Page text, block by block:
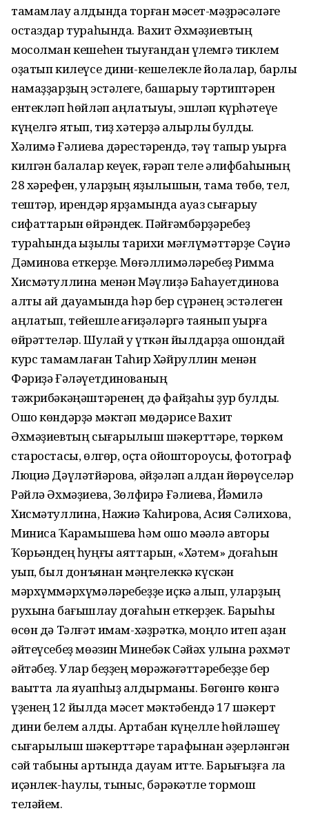
тамамлау алдында торған мәсет-мәҙрәсәләге
остаздар тураһында. Вахит Әхмәҙиевтың
мосолман кешеһен тыуғандан үлемгә тиклем
оҙатып килеүсе дини-кешелекле йолалар, барлыҡ
намаҙҙарҙың эстәлеге, башҡарыу тәртиптәрен
ентекләп һөйләп аңлатыуы, эшләп күрһәтеүе
күңелгә ятып, тиҙ хәтерҙә ҡалырлыҡ булды.
Хәлимә Ғәлиева дәрестәрендә, тәү тапҡыр уҡырға
килгән балалар кеүек, ғәрәп теле әлифбаһының
28 хәрефен, уларҙың яҙылышын, тамаҡ төбө, тел,
тештәр, ирендәр ярҙамында ауаз сығарыу
сифаттарын өйрәндек. Пәйғәмбәрҙәребеҙ
тураһында ҡыҙыҡлы тарихи мәғлүмәттәрҙе Сәүиә
Дәминова еткерҙе. Мөғәллимәләребеҙ Римма
Хисмәтуллина менән Мәүлиҙә Баһауетдинова
алты ай дауамында һәр бер сүрәнең эстәлеген
аңлатып, тейешле ҡағиҙәләргә таянып уҡырға
өйрәттеләр. Шулай уҡ үткән йылдарҙа ошондай
курс тамамлаған Таһир Хәйруллин менән
Фәриҙә Ғәләүетдинованың
тәжрибәкәңәштәренең дә файҙаһы ҙур булды.
Ошо көндәрҙә мәктәп мөдәрисе Вахит
Әхмәҙиевтың сығарылыш шәкерттәре, төркөм
старостасы, өлгөр, оҫта ойоштороусы, фотограф
Люциә Дәүләтйәрова, әйҙәләп алдан йөрөүселәр
Рәйлә Әхмәҙиева, Зөлфирә Ғәлиева, Йәмилә
Хисмәтуллина, Нажиә Ҡаһирова, Асия Сәлихова,
Миниса Ҡарамышева һәм ошо мәҡәлә авторы
Ҡөрьәндең һуңғы аяттарын, «Хәтем» доғаһын
уҡып, был донъянан мәңгелеккә күскән
мәрхүммәрхүмәләребеҙҙе иҫкә алып, уларҙың
рухына бағышлау доғаһын еткерҙек. Барыһы
өсөн дә Тәлғәт имам-хәҙрәткә, моңло итеп аҙан
әйтеүсебеҙ мөәзин Минебәк Сәйәх улына рәхмәт
әйтәбеҙ. Улар беҙҙең мөрәжәғәттәребеҙҙе бер
ваҡытта ла яуапһыҙ ҡалдырманы. Бөгөнгө көнгә
үҙенең 12 йылда мәсет мәктәбендә 17 шәкерт
дини белем алды. Артабан күңелле һөйләшеү
сығарылыш шәкерттәре тарафынан әҙерләнгән
сәй табыны артында дауам итте. Барығыҙға ла
иҫәнлек-һаулыҡ, тыныс, бәрәкәтле тормош
теләйем.